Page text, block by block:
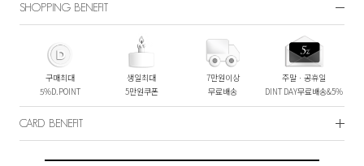
SHOPPING BENEFIT
구매최대
5%D.POINT
생일최대
5만원쿠폰
7만원이상
무료배송
주말ㆍ공휴일
DINT DAY무료배송&5%
CARD BENEFIT